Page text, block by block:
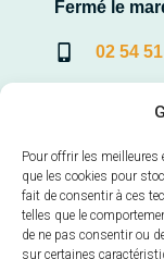
Pour offrir les
que les cookies pour
fait de consentir à ces
telles que le
de ne pas consentir ou
sur certaines
Fermé le
02 54
Mairie
22, Avenue
41150